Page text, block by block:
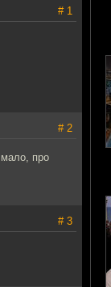
# 1
# 2
мало, про
# 3